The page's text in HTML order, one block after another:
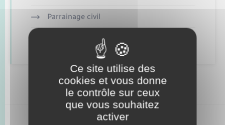
Parrainage civil
Ce site utilise des
cookies et vous donne
le contrôle sur ceux
que vous souhaitez
activer